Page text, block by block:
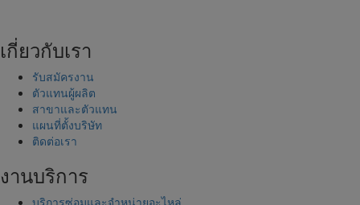
เกี่ยวกับเรา
รับสมัครงาน
ตัวแทนผู้ผลิต
สาขาและตัวแทน
แผนที่ตั้งบริษัท
ติดต่อเรา
งานบริการ
บริการซ่อมและจำหน่ายอะไหล่